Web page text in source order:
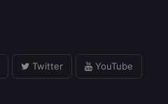
Twitter YouTube